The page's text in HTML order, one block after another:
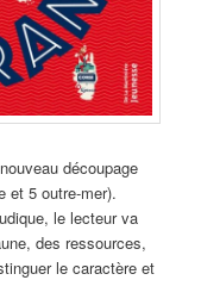
découpage
et 5 outre-mer).
le lecteur va
des ressources,
le caractère et